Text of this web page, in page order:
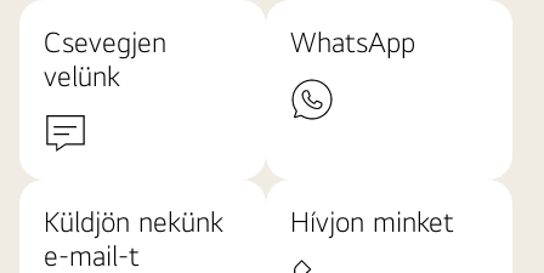
Csevegjen
velünk
WhatsApp
Küldjön nekünk
e-mail-t
Hívjon minket